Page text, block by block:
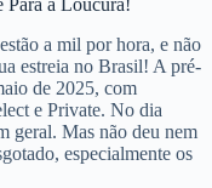
Para a Loucura!
a mil por hora, e não
estreia no Brasil! A pré-
de 2025, com
e Private. No dia
geral. Mas não deu nem
especialmente os